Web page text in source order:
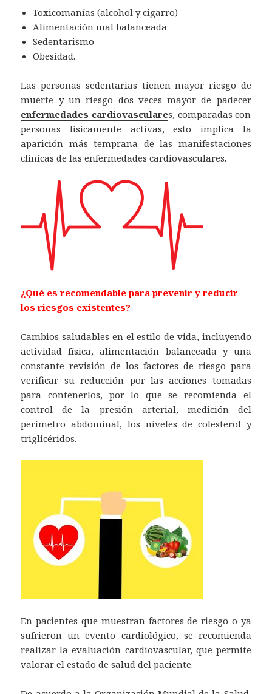
Toxicomanías (alcohol y cigarro)
Alimentación mal balanceada
Sedentarismo
Obesidad.
Las personas sedentarias tienen mayor riesgo de
muerte y un riesgo dos veces mayor de padecer
enfermedades cardiovasculares, comparadas con
personas físicamente activas, esto implica la
aparición más temprana de las manifestaciones
clínicas de las enfermedades cardiovasculares.
¿Qué es recomendable para prevenir y reducir
los riesgos existentes?
Cambios saludables en el estilo de vida, incluyendo
actividad física, alimentación balanceada y una
constante revisión de los factores de riesgo para
verificar su reducción por las acciones tomadas
para contenerlos, por lo que se recomienda el
control de la presión arterial, medición del
perímetro abdominal, los niveles de colesterol y
triglicéridos.
En pacientes que muestran factores de riesgo o ya
sufrieron un evento cardiológico, se recomienda
realizar la evaluación cardiovascular, que permite
valorar el estado de salud del paciente.